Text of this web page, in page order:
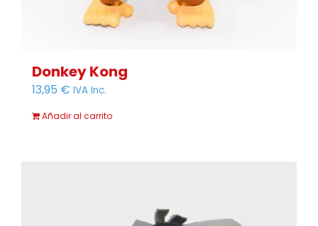
Donkey Kong
13,95 € IVA Inc.
Añadir al carrito